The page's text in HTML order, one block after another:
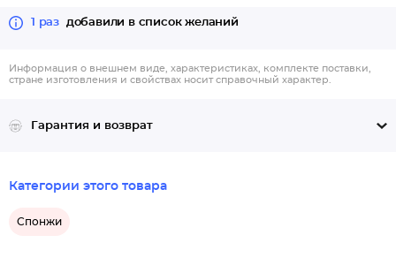
1 раз добавили в список желаний
Информация о внешнем виде, характеристиках, комплекте поставки,
стране изготовления и свойствах носит справочный характер.
Гарантия и возврат
Категории этого товара
Спонжи